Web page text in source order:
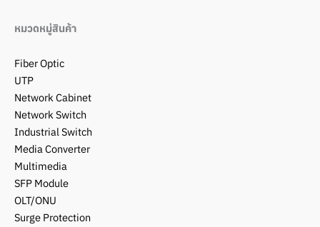
หมวดหมู่สินค้า
Fiber Optic
UTP
Network Cabinet
Network Switch
Industrial Switch
Media Converter
Multimedia
SFP Module
OLT/ONU
Surge Protection